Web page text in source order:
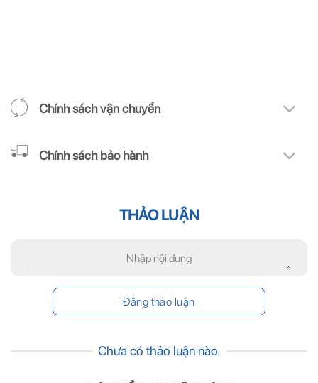
Chính sách vận chuyển
Chính sách bảo hành
THẢO LUẬN
Chưa có thảo luận nào.